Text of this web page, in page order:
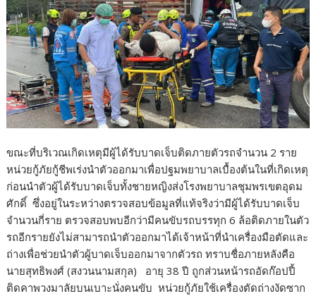
ขณะที่บริเวณเกิดเหตุมีผู้ได้รับบาดเจ็บติดภายตัวรถจำนวน 2 ราย
หน่วยกู้ภัยกู้ชีพเร่งนำตัวออกมาเพื่อปฐมพยาบาลเบื้องต้นในที่เกิดเหตุ
ก่อนนำตัวผู้ได้รับบาดเจ็บทั้งชายหญิงส่งโรงพยาบาลชุมพรเขตอุดม
ศักดิ์ ซึ่งอยู่ในระหว่างตรวจสอบข้อมูลที่แท้จริงว่ามีผู้ได้รับบาดเจ็บ
จำนวนกี่ราย ตรวจสอบพบอีกว่ามีคนขับรถบรรทุก 6 ล้อติดภายในตัว
รถอีกรายยังไม่สามารถนำตัวออกมาได้เจ้าหน้าที่นำเครื่องมือตัดและ
ถ่างเพื่อช่วยนำตัวผู้บาดเจ็บออกมาจากตัวรถ ทราบชื่อภายหลังคือ
นายสุทธิพงศ์ (สงวนนามสกุล) อายุ 38 ปี ถูกส่วนหน้ารถอัดก๊อปปี้
ติดคาพวงมาลัยบนเบาะนั่งคนขับ หน่วยกู้ภัยใช้เครื่องตัดถ่างงัดซาก